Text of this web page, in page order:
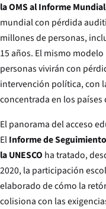
la OMS al Informe
mundial con pérdida
millones de personas,
15 años. El mismo
personas vivirán con
intervención política, con
concentrada en los países
El panorama del acceso
ElInforme de
la UNESCO ha tratado,
2020, la participación
elaborado de cómo la
colisiona con las